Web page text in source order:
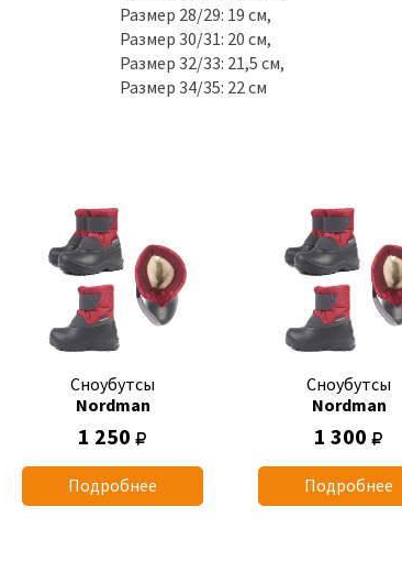
Размер 28/29: 19 см,
Размер 30/31: 20 см,
Размер 32/33: 21,5 см,
Размер 34/35: 22 см
Сноубутсы
Nordman
1 250
Подробнее
Сноубутсы
Nordman
1 300
Подробнее